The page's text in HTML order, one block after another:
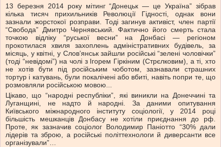
13 березня 2014 року мітинг “Донецьк — це Україна” зібрав
кілька тисяч прихильників Революції Гідності, однак вони
зазнали жорстокої розправи. Тоді загинув активіст, член партії
“Свобода” Дмитро Чернявський. Фактично його смерть стала
точкою відліку “руської весни” на Донбасі — регіоном
прокотилася хвиля захоплень адміністративних будівель, за
місяць, у квітні, у Слов’янськ зайшли російські “зелені чоловічки”
(тоді “невідомі”) на чолі з Ігорем Гіркіним (Стрєлковим), а ті, хто
не хотів бути під російським чоботом, зазнавали страшних
тортур і катувань, були покалічені або вбиті, навіть попри те, що
розмовляли російською мовою...
Цікаво, що “народні республіки”, які виникли на Донеччині та
Луганщині, не надто й народні. За даними опитування
Київського міжнародного інституту соціології, у 2014 році
більшість мешканців Донбасу не хотіли приєднання до рф.
Проте, як зазначив соціолог Володимир Паніотто “30% дали
лідерів та зброю, а російські політтехнологи й диверсанти все
організували”…